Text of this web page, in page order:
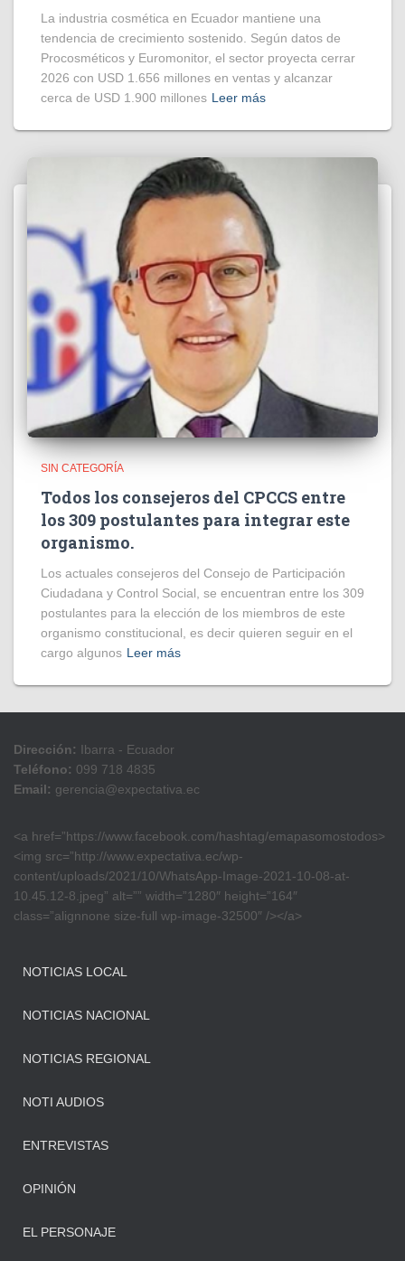
La industria cosmética en Ecuador mantiene una
tendencia de crecimiento sostenido. Según datos de
Procosméticos y Euromonitor, el sector proyecta cerrar
2026 con USD 1.656 millones en ventas y alcanzar
cerca de USD 1.900 millones Leer más
SIN CATEGORÍA
Todos los consejeros del CPCCS entre
los 309 postulantes para integrar este
organismo.
Los actuales consejeros del Consejo de Participación
Ciudadana y Control Social, se encuentran entre los 309
postulantes para la elección de los miembros de este
organismo constitucional, es decir quieren seguir en el
cargo algunos Leer más
Dirección: Ibarra - Ecuador
Teléfono: 099 718 4835
Email: gerencia@expectativa.ec
<a href=”https://www.facebook.com/hashtag/emapasomostodos>
<img src=”http://www.expectativa.ec/wp-
content/uploads/2021/10/WhatsApp-Image-2021-10-08-at-
10.45.12-8.jpeg” alt=”” width=”1280″ height=”164″
class=”alignnone size-full wp-image-32500″ /></a>
NOTICIAS LOCAL
NOTICIAS NACIONAL
NOTICIAS REGIONAL
NOTI AUDIOS
ENTREVISTAS
OPINIÓN
EL PERSONAJE